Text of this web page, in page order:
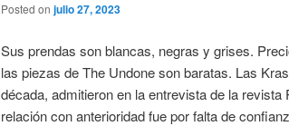
Posted on julio 27, 2023
Sus prendas son blancas, negras y grises.
las piezas de The Undone son baratas. Las
década, admitieron en la entrevista de la
relación con anterioridad fue por falta de